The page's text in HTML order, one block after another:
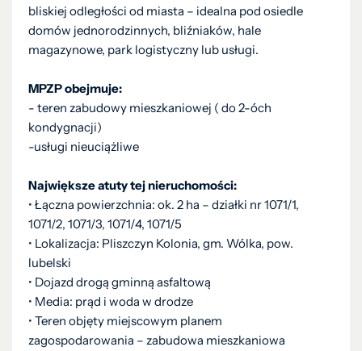
bliskiej odległości od miasta – idealna pod osiedle
domów jednorodzinnych, bliźniaków, hale
magazynowe, park logistyczny lub usługi.
MPZP obejmuje:
- teren zabudowy mieszkaniowej ( do 2-óch
kondygnacji)
-usługi nieuciążliwe
Największe atuty tej nieruchomości:
• Łączna powierzchnia: ok. 2 ha – działki nr 1071/1,
1071/2, 1071/3, 1071/4, 1071/5
• Lokalizacja: Pliszczyn Kolonia, gm. Wólka, pow.
lubelski
• Dojazd drogą gminną asfaltową
• Media: prąd i woda w drodze
• Teren objęty miejscowym planem
zagospodarowania – zabudowa mieszkaniowa